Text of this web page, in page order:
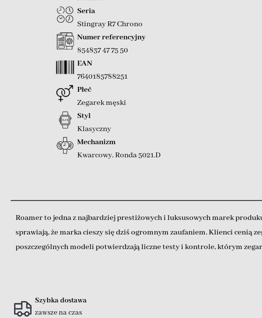
Seria
Stingray R7 Chrono
Numer referencyjny
854837 47 75 50
EAN
7640185788251
Płeć
Zegarek męski
Styl
Klasyczny
Mechanizm
Kwarcowy,Ronda 5021.D
Roamer to jedna z najbardziej prestiżowych i luksusowych marek
sprawiają, że marka cieszy się dziś ogromnym zaufaniem. Klienci cenią
poszczególnych modeli potwierdzają liczne testy i kontrole, którym
Szybka dostawa
zawsze na czas